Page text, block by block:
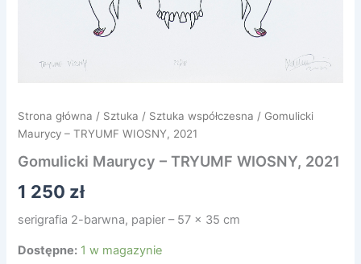
Strona główna / Sztuka / Sztuka współczesna / Gomulicki
Maurycy – TRYUMF WIOSNY, 2021
Gomulicki Maurycy – TRYUMF WIOSNY, 2021
1 250 zł
serigrafia 2-barwna, papier – 57 x 35 cm
Dostępne: 1 w magazynie